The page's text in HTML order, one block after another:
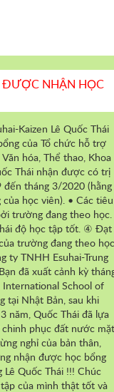
ĐƯỢC NHẬN HỌC
Kaizen Lê Quốc Thái
của Tổ chức hỗ trợ
hóa, Thể thao, Khoa
Thái nhận được có trị
đến tháng 3/2020 (hằng
học viên). • Các tiêu
trường đang theo học.
độ học tập tốt. ④ Đạt
trường đang theo
ty TNHH Esuhai-Trung
đã xuất cảnh kỳ
School of
tại Nhật Bản, sau khi
năm, Quốc Thái đã lựa
phục đất nước mặt
nghỉ của bản thân,
nhận được học bổng
Quốc Thái !!! Chúc
của mình thật tốt và